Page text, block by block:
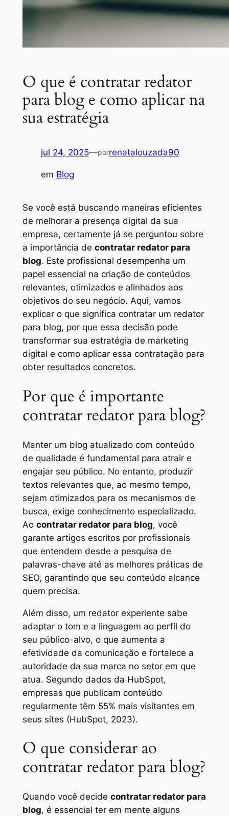
O que é contratar redator
para blog e como aplicar na
sua estratégia
jul 24, 2025—porrenatalouzada90
em Blog
Se você está buscando maneiras eficientes
de melhorar a presença digital da sua
empresa, certamente já se perguntou sobre
a importância de contratar redator para
blog. Este profissional desempenha um
papel essencial na criação de conteúdos
relevantes, otimizados e alinhados aos
objetivos do seu negócio. Aqui, vamos
explicar o que significa contratar um redator
para blog, por que essa decisão pode
transformar sua estratégia de marketing
digital e como aplicar essa contratação para
obter resultados concretos.
Por que é importante
contratar redator para blog?
Manter um blog atualizado com conteúdo
de qualidade é fundamental para atrair e
engajar seu público. No entanto, produzir
textos relevantes que, ao mesmo tempo,
sejam otimizados para os mecanismos de
busca, exige conhecimento especializado.
Ao contratar redator para blog, você
garante artigos escritos por profissionais
que entendem desde a pesquisa de
palavras-chave até as melhores práticas de
SEO, garantindo que seu conteúdo alcance
quem precisa.
Além disso, um redator experiente sabe
adaptar o tom e a linguagem ao perfil do
seu público-alvo, o que aumenta a
efetividade da comunicação e fortalece a
autoridade da sua marca no setor em que
atua. Segundo dados da HubSpot,
empresas que publicam conteúdo
regularmente têm 55% mais visitantes em
seus sites (HubSpot, 2023).
O que considerar ao
contratar redator para blog?
Quando você decide contratar redator para
blog, é essencial ter em mente alguns